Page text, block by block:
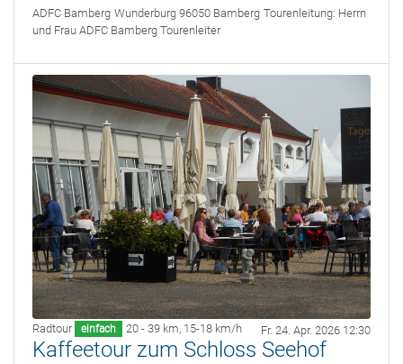
ADFC Bamberg Wunderburg 96050 Bamberg Tourenleitung: Herrn
und Frau ADFC Bamberg Tourenleiter
Radtour einfach 20 - 39 km, 15-18 km/h Fr. 24. Apr. 2026 12:30
Kaffeetour zum Schloss Seehof